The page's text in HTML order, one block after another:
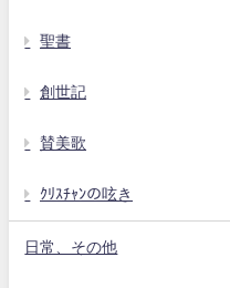
聖書
創世記
賛美歌
ｸﾘｽﾁｬﾝの呟き
日常、その他